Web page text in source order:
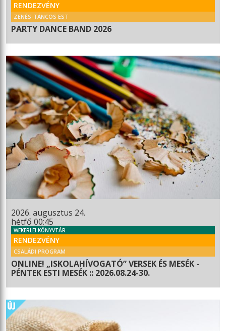
RENDEZVÉNY
ZENÉS-TÁNCOS EST
PARTY DANCE BAND 2026
2026. augusztus 24.
hétfő 00:45
WEKERLEI KÖNYVTÁR
RENDEZVÉNY
CSALÁDI PROGRAM
ONLINE! „ISKOLAHÍVOGATÓ” VERSEK ÉS MESÉK -
PÉNTEK ESTI MESÉK :: 2026.08.24-30.